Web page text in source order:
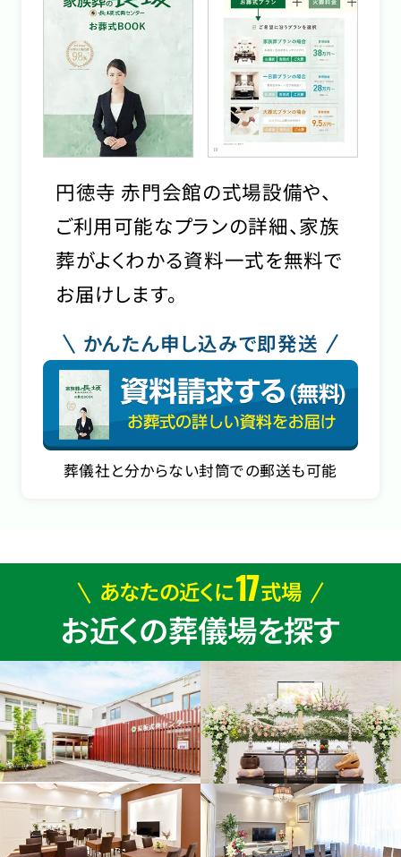
円徳寺 赤門会館の式場設備や、
ご利用可能なプランの詳細、家族
葬がよくわかる資料一式を無料で
お届けします。
かんたん申し込みで即発送
葬儀社と分からない封筒での郵送も可能
あなたの近くに17式場
お近くの葬儀場を探す